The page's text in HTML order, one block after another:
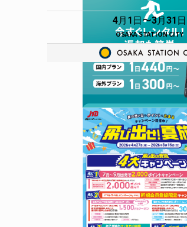
ショッピング
コインロ
4月1日 3月31日
OSAKA STATION CITY